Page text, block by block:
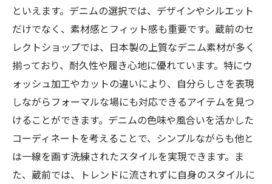
といえます。デニムの選択では、デザインやシルエット
だけでなく、素材感とフィット感も重要です。蔵前のセ
レクトショップでは、日本製の上質なデニム素材が多く
揃っており、耐久性や履き心地に優れています。特にウ
ォッシュ加工やカットの違いにより、自分らしさを表現
しながらフォーマルな場にも対応できるアイテムを見つ
けることができます。デニムの色味や風合いを活かした
コーディネートを考えることで、シンプルながらも他と
は一線を画す洗練されたスタイルを実現できます。ま
た、蔵前では、トレンドに流されずに自身のスタイルに